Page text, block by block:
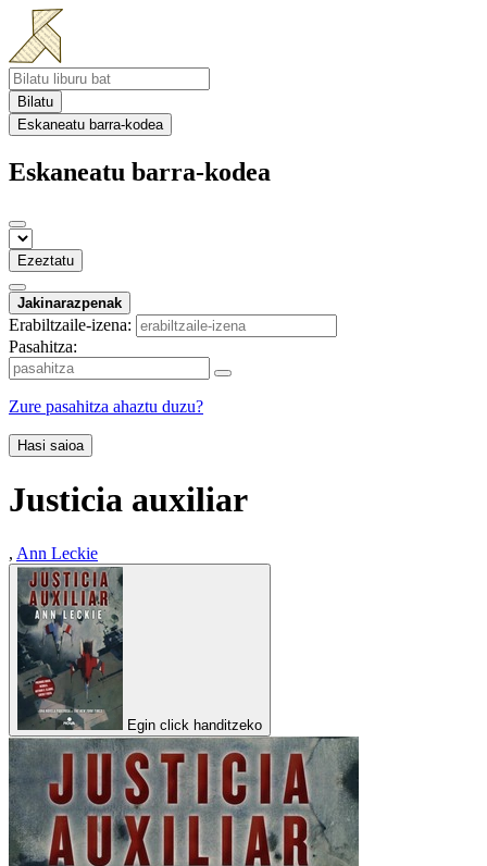
Bilatu
Eskaneatu barra-kodea
Eskaneatu barra-kodea
Ezeztatu
Jakinarazpenak
Erabiltzaile-izena:
Pasahitza:
Zure pasahitza ahaztu duzu?
Hasi saioa
Justicia auxiliar
, Ann Leckie
Egin click handitzeko